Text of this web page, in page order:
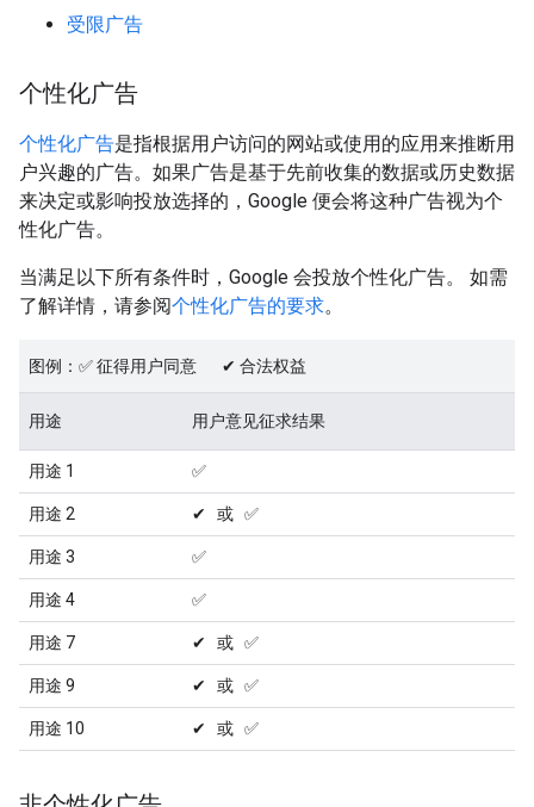
受限广告
个性化广告
个性化广告是指根据用户访问的网站或使用的应用来推断用
户兴趣的广告。如果广告是基于先前收集的数据或历史数据
来决定或影响投放选择的，Google 便会将这种广告视为个
性化广告。
当满足以下所有条件时，Google 会投放个性化广告。 如需
了解详情，请参阅个性化广告的要求。
图例：✅ 征得用户同意 ✔ 合法权益
用途 用户意见征求结果
用途 1 ✅
用途 2 ✔ 或 ✅
用途 3 ✅
用途 4 ✅
用途 7 ✔ 或 ✅
用途 9 ✔ 或 ✅
用途 10 ✔ 或 ✅